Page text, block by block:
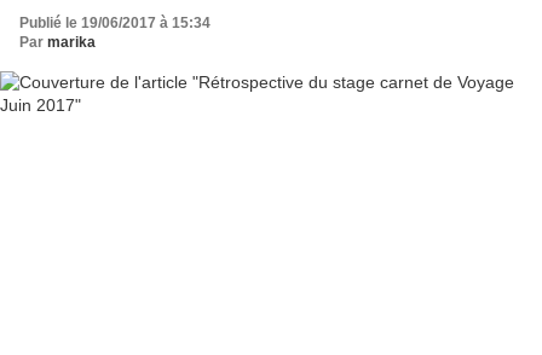
Publié le 19/06/2017 à 15:34
Par marika